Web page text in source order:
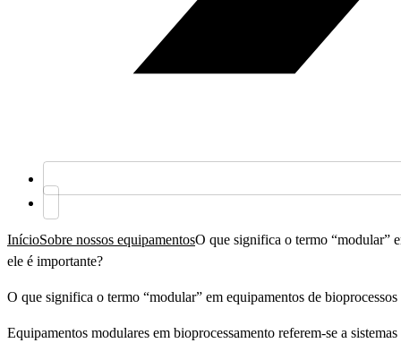
InícioSobre nossos equipamentosO que significa o termo “modular”
ele é importante?
O que significa o termo “modular” em equipamentos de
Equipamentos modulares em bioprocessamento referem-se a